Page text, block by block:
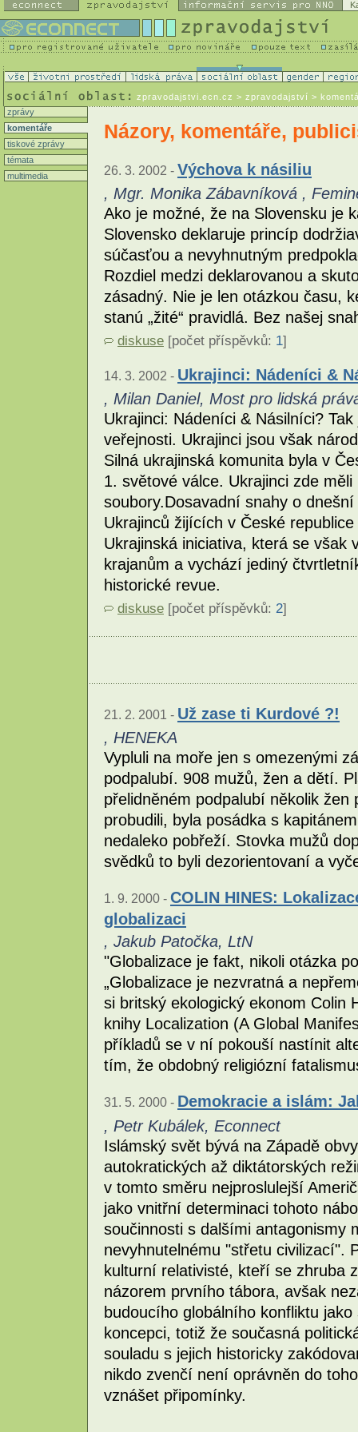
zpravodajstvi.ecn.cz > zpravodajství >
zprávy
komentáře
tiskové zprávy
témata
multimedia
Názory, komentáře,
26. 3. 2002 - Výchova k násiliu
, Mgr. Monika Zábavníková ,
Ako je možné, že na Slovensku je
Slovensko deklaruje princíp
súčasťou a nevyhnutným
Rozdiel medzi deklarovanou a
zásadný. Nie je len otázkou času,
stanú „žité“ pravidlá. Bez našej
diskuse [počet příspěvků: 1]
14. 3. 2002 - Ukrajinci: Nádeníci &
, Milan Daniel, Most pro lidská
Ukrajinci: Nádeníci & Násilníci?
veřejnosti. Ukrajinci jsou však
Silná ukrajinská komunita byla v
1. světové válce. Ukrajinci zde
soubory.Dosavadní snahy o
Ukrajinců žijících v České
Ukrajinská iniciativa, která se však
krajanům a vychází jediný
historické revue.
diskuse [počet příspěvků: 2]
21. 2. 2001 - Už zase ti Kurdové ?!
, HENEKA
Vypluli na moře jen s omezenými
podpalubí. 908 mužů, žen a dětí.
přelidněném podpalubí několik
probudili, byla posádka s
nedaleko pobřeží. Stovka mužů
svědků to byli dezorientovaní a
1. 9. 2000 - COLIN HINES:
globalizaci
, Jakub Patočka, LtN
"Globalizace je fakt, nikoli otázka
„Globalizace je nezvratná a
si britský ekologický ekonom Colin
knihy Localization (A Global
příkladů se v ní pokouší nastínit
tím, že obdobný religiózní
31. 5. 2000 - Demokracie a islám:
, Petr Kubálek, Econnect
Islámský svět bývá na Západě
autokratických až diktátorských
v tomto směru nejproslulejší
jako vnitřní determinaci tohoto
součinnosti s dalšími antagonismy
nevyhnutelnému "střetu civilizací".
kulturní relativisté, kteří se zhruba
názorem prvního tábora, avšak
budoucího globálního konfliktu
koncepci, totiž že současná
souladu s jejich historicky
nikdo zvenčí není oprávněn do
vznášet připomínky.